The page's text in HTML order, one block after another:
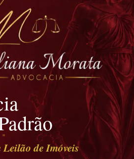
de Imóveis